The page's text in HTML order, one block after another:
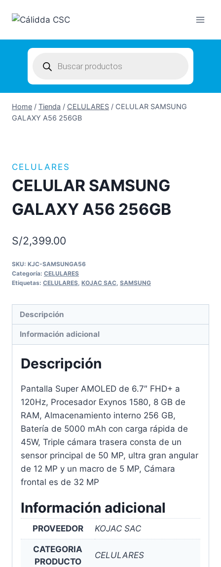
search
Home / Tienda / CELULARES / CELULAR SAMSUNG
GALAXY A56 256GB
CELULARES
CELULAR SAMSUNG
GALAXY A56 256GB
S/2,399.00
SKU: KJC-SAMSUNGA56
Categoría: CELULARES
Etiquetas: CELULARES KOJAC SAC SAMSUNG
Descripción
Información adicional
Descripción
Pantalla Super AMOLED de 6.7″ FHD+ a
120Hz, Procesador Exynos 1580, 8 GB de
RAM, Almacenamiento interno 256 GB,
Batería de 5000 mAh con carga rápida de
45W, Triple cámara trasera consta de un
sensor principal de 50 MP, ultra gran angular
de 12 MP y un macro de 5 MP, Cámara
frontal es de 32 MP
Información adicional
PROVEEDOR KOJAC SAC
CATEGORIA
PRODUCTO
CELULARES